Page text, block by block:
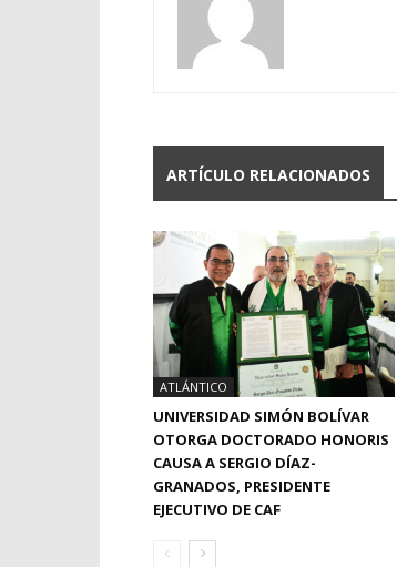
ARTÍCULO RELACIONADOS
ATLÁNTICO
UNIVERSIDAD SIMÓN BOLÍVAR
OTORGA DOCTORADO HONORIS
CAUSA A SERGIO DÍAZ-
GRANADOS, PRESIDENTE
EJECUTIVO DE CAF